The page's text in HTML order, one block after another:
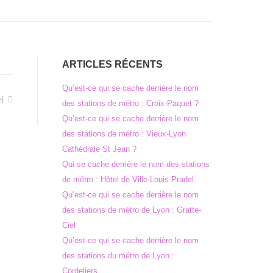
ARTICLES RÉCENTS
Qu’est-ce qui se cache derrière le nom
des stations de métro : Croix-Paquet ?
Qu’est-ce qui se cache derrière le nom
des stations de métro : Vieux-Lyon
Cathédrale St Jean ?
Qui se cache derrière le nom des stations
de métro : Hôtel de Ville-Louis Pradel
Qu’est-ce qui se cache derrière le nom
des stations de métro de Lyon : Gratte-
Ciel
Qu’est-ce qui se cache derrière le nom
des stations du métro de Lyon :
Cordeliers